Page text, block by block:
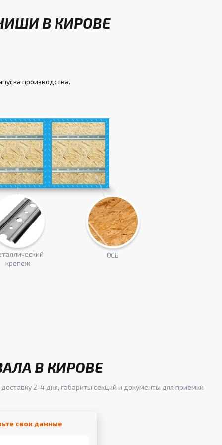
В КИРОВЕ
производства.
крепеж
ОСБ
В КИРОВЕ
2-4 дня, габариты секций и документы для приемки
свои данные